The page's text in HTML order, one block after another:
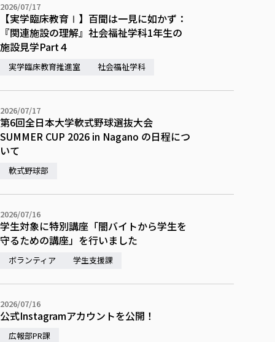
2026/07/17
【実学臨床教育Ⅰ】百聞は一見に如かず：
『関連施設の理解』社会福祉学科1年生の
施設見学Part４
実学臨床教育推進室 社会福祉学科
2026/07/17
第6回全日本大学軟式野球選抜大会
SUMMER CUP 2026 in Nagano の日程につ
いて
軟式野球部
2026/07/16
学生対象に特別講座「闇バイトから学生を
守るための講座」を行いました
ボランティア 学生支援課
2026/07/16
公式Instagramアカウントを公開！
広報部PR課